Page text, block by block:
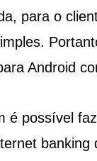
para o
Android
é possível
banking